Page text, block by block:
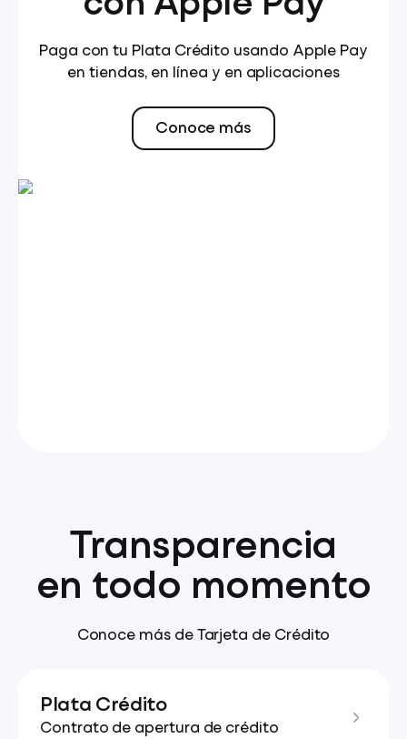
Paga con tu Plata Crédito usando Apple Pay
en tiendas, en línea y en aplicaciones
Conoce más
Transparencia
en todo momento
Conoce más de Tarjeta de Crédito
Plata Crédito
Contrato de apertura de crédito